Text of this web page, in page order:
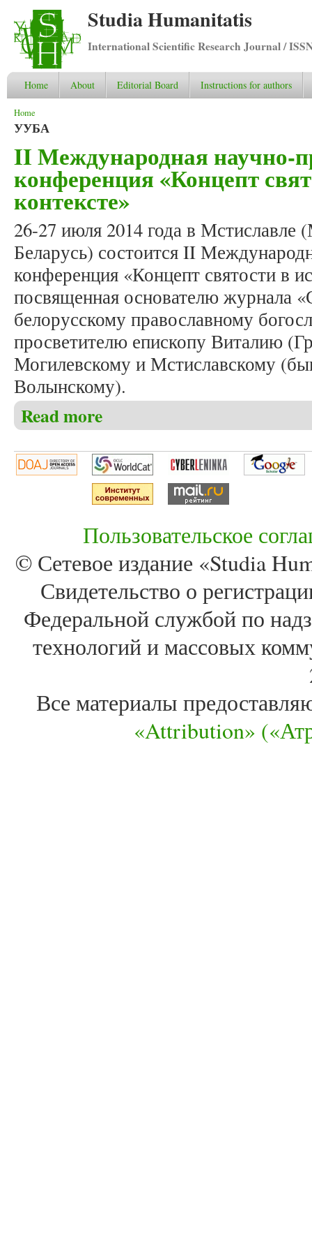
Studia Humanitatis
International Scientific Research Journal /
Home About Editorial Board Instructions for authors
You are here
Home
УУБА
II Международная научно-
конференция «Концепт
контексте»
26-27 июля 2014 года в Мстиславле
Беларусь) состоится II
конференция «Концепт святости в
посвященная основателю журнала
белорусскому православному
просветителю епископу Виталию
Могилевскому и Мстиславскому
Волынскому).
Read more
Пользовательское
© Сетевое издание «Studia
Свидетельство о
Федеральной службой по
технологий и массовых
Все материалы
«Attribution»